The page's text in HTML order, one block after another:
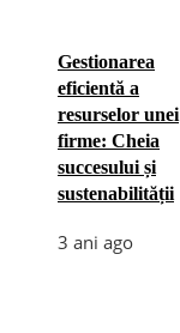
Gestionarea
eficientă a
resurselor unei
firme: Cheia
succesului și
sustenabilității
3 ani ago